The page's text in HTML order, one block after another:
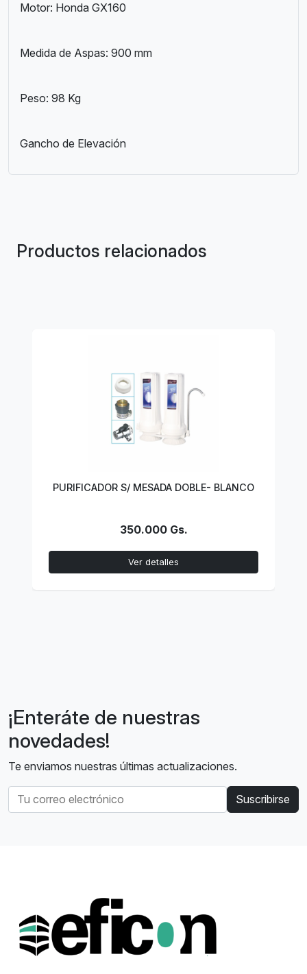
Motor: Honda GX160
Medida de Aspas: 900 mm
Peso: 98 Kg
Gancho de Elevación
Productos relacionados
PURIFICADOR S/ MESADA DOBLE- BLANCO
350.000 Gs.
Ver detalles
¡Enteráte de nuestras
novedades!
Te enviamos nuestras últimas actualizaciones.
Suscribirse